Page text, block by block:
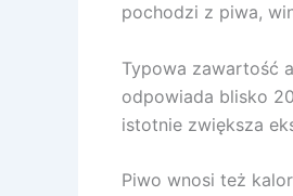
pochodzi z piwa,
Typowa zawartość
odpowiada blisko
istotnie zwiększa
Piwo wnosi też